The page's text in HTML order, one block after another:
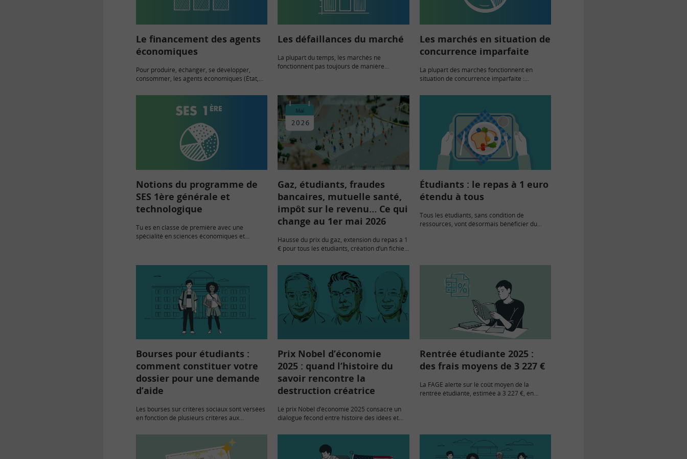
Le financement des agents
économiques
Pour produire, échanger, se développer,
consommer, les agents économiques (État,
ressources financières. Or, tous ne disposent
pas des sommes nécessaires pour réaliser
leurs projets. Comment…
Les défaillances du marché
La plupart du temps, les marchés ne
fonctionnent pas toujours de manière
Les marchés en situation de
concurrence imparfaite
La plupart des marchés fonctionnent en
situation de concurrence imparfaite :
de marché leur permettant d’influencer les
comment naît…
Notions du programme de
SES 1ère générale et
technologique
Tu es en classe de première avec une
spécialité en sciences économiques et
Gaz, étudiants, fraudes
bancaires, mutuelle santé,
impôt sur le revenu… Ce qui
change au 1er mai 2026
Hausse du prix du gaz, extension du repas à 1
€ pour tous les étudiants, création d’un fichier
collectif de complémentaire santé pour les…
Étudiants : le repas à 1 euro
étendu à tous
Tous les étudiants, sans condition de
ressources, vont désormais bénéficier du
Bourses pour étudiants :
comment constituer votre
dossier pour une demande
d’aide
Les bourses sur critères sociaux sont versées
en fonction de plusieurs critères aux
Retrouvez tous les éléments nécessaires pour
déposer votre Dossier Social Etudiant (DES),
indispensable…
Prix Nobel d’économie
2025 : quand l’histoire du
savoir rencontre la
destruction créatrice
Le prix Nobel d’économie 2025 consacre un
dialogue fécond entre histoire des idées et
Joel Mokyr, pour une moitié du prix, et…
Rentrée étudiante 2025 :
des frais moyens de 3 227 €
La FAGE alerte sur le coût moyen de la
rentrée étudiante, estimée à 3 227 €, en